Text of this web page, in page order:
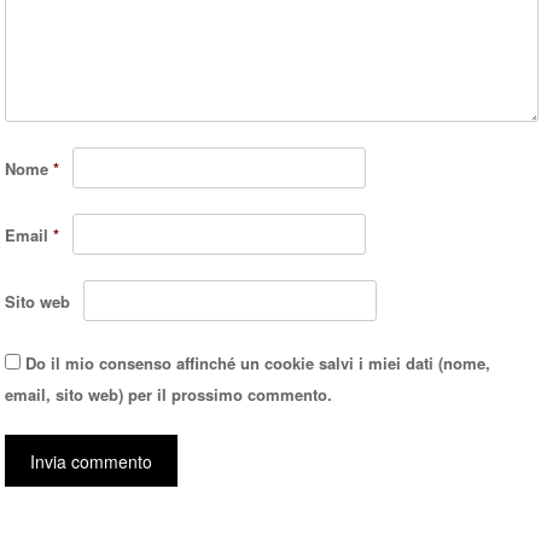
Nome*
Email*
Sito web
Do il mio consenso affinché un cookie salvi i miei dati (nome,
email, sito web) per il prossimo commento.